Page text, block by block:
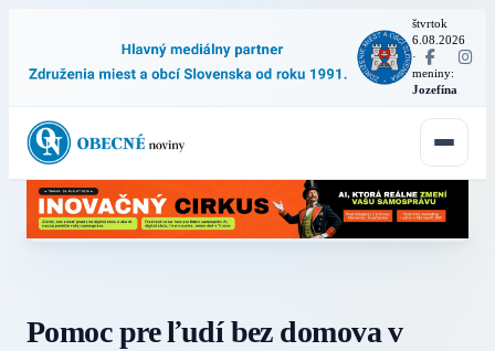
štvrtok
6.08.2026
·
meniny:
Jozefína
Pomoc pre ľudí bez domova v